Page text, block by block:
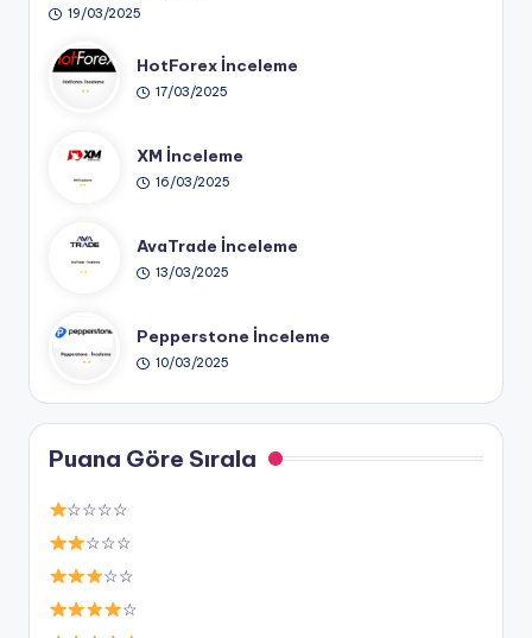
19/03/2025
HotForex İnceleme
17/03/2025
XM İnceleme
16/03/2025
AvaTrade İnceleme
13/03/2025
Pepperstone İnceleme
10/03/2025
Puana Göre Sırala
☆☆☆☆
☆☆☆
☆☆
☆